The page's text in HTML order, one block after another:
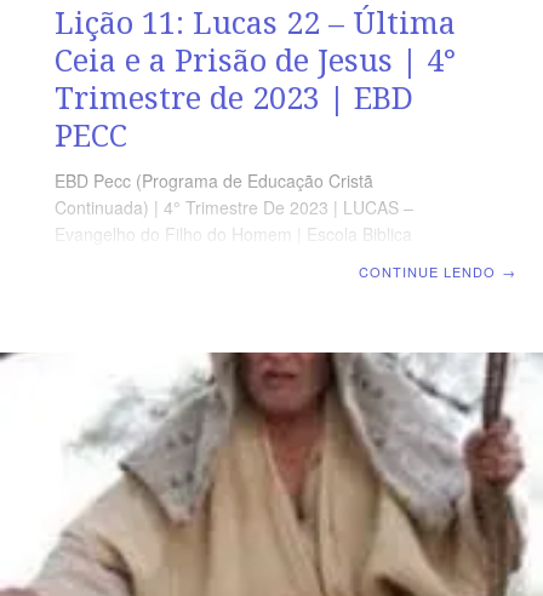
Lição 11: Lucas 22 – Última
Ceia e a Prisão de Jesus | 4°
Trimestre de 2023 | EBD
PECC
EBD Pecc (Programa de Educação Cristã
Continuada) | 4° Trimestre De 2023 | LUCAS –
Evangelho do Filho do Homem | Escola Biblica
número de páginas. ORIENTAÇÃO PEDAGÓGICA Em
Lucas 22 há 71 versos. Sugerimos começar a aula
lendo, com todos os presentes, Lucas 22.1-23 (5 a 7
min.). A revista funciona com o guia de
CONTINUE LENDO →